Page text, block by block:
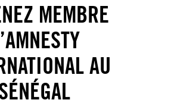
MEMBRE
AU